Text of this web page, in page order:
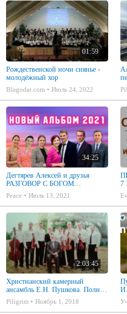
01:59
Рождественской ночи сиянье -
молодёжный хор
Blagodat.com
Июль 24, 2022
34:25
Дегтярев Алексей и друзья
РАЗГОВОР С БОГОМ
Христианские песни МСЦ ЕХБ
2021 (7я)
Peace Июль 13, 2021
7 Христианский альбом МСЦ
2:03:45
Христианский камерный
ансамбль Е.Н. Пушкова. Полное
собрание
Piligrim Ноябрь 1, 2018